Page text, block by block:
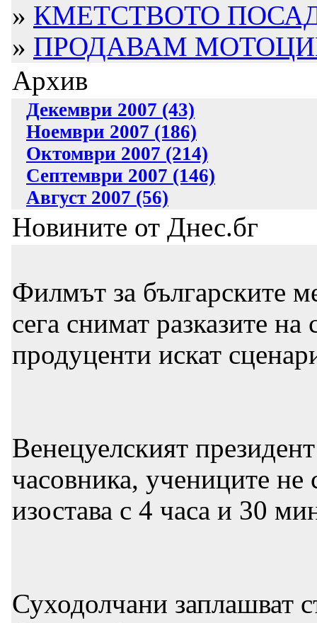
» КМЕТСТВОТО
» ПРОДАВАМ
Архив
Декември 2007 (43)
Ноември 2007 (186)
Октомври 2007 (214)
Септември 2007 (146)
Август 2007 (56)
Новините от Днес.бг
Филмът за българските
сега снимат разказите на
продуценти искат
Венецуелският
часовника, учениците не
изостава с 4 часа и 30
Суходолчани заплашват